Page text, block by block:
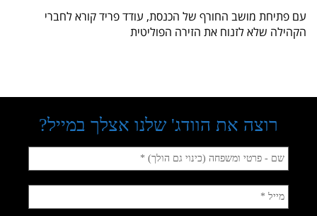
עם פתיחת מושב החורף של הכנסת, עודד פריד קורא לחברי
הקהילה שלא לזנוח את הזירה הפוליטית